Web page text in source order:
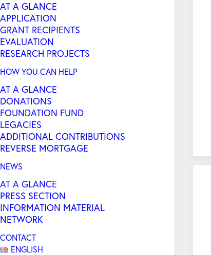
AT A GLANCE
APPLICATION
GRANT RECIPIENTS
EVALUATION
RESEARCH PROJECTS
HOW YOU CAN HELP
AT A GLANCE
DONATIONS
FOUNDATION FUND
LEGACIES
ADDITIONAL CONTRIBUTIONS
REVERSE MORTGAGE
NEWS
AT A GLANCE
PRESS SECTION
INFORMATION MATERIAL
NETWORK
CONTACT
ENGLISH